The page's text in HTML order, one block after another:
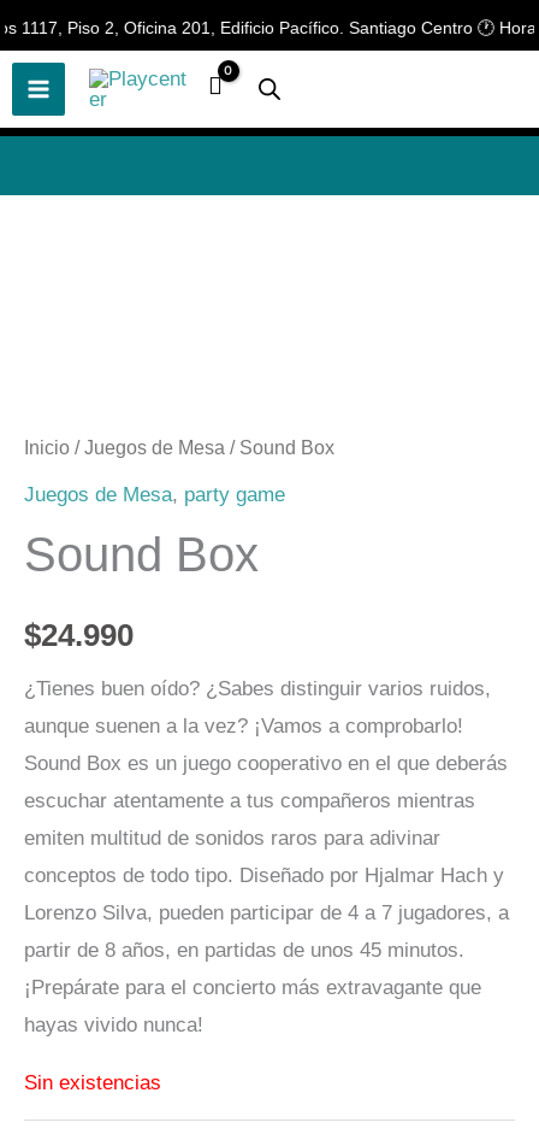
Piso 2, Oficina 201, Edificio Pacífico. Santiago Centro 🕐 Horario
al
contenido
Inicio /Juegos de Mesa / Sound Box
Juegos de Mesa, party game
Sound Box
$24.990
¿Tienes buen oído? ¿Sabes distinguir varios ruidos,
aunque suenen a la vez? ¡Vamos a comprobarlo!
Sound Box es un juego cooperativo en el que deberás
escuchar atentamente a tus compañeros mientras
emiten multitud de sonidos raros para adivinar
conceptos de todo tipo. Diseñado por Hjalmar Hach y
Lorenzo Silva, pueden participar de 4 a 7 jugadores, a
partir de 8 años, en partidas de unos 45 minutos.
¡Prepárate para el concierto más extravagante que
hayas vivido nunca!
Sin existencias
🎲¡Descubre nuestras increíbles
ofertas!🎲
📢 ¡OFERTAS! 🔥